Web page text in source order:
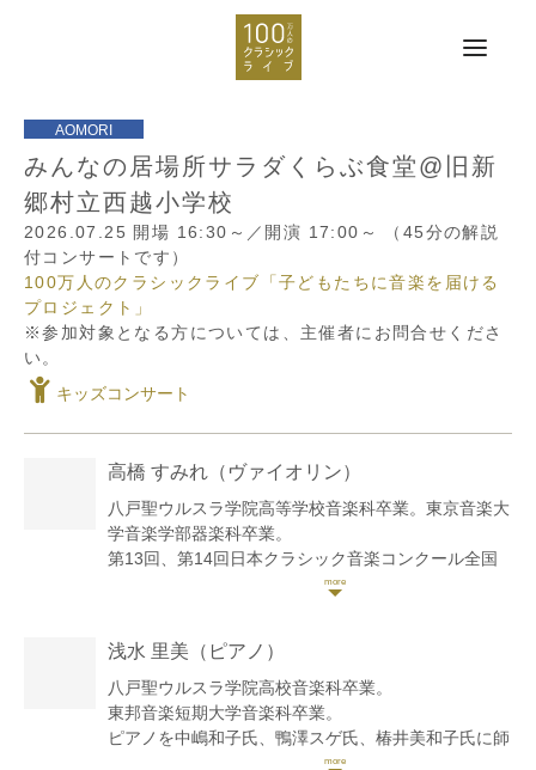
みんなの居場所サラダくらぶ食堂@旧新
郷村立西越小学校
2026.07.25 開場 16:30～／開演 17:00～
（45分の解説
付コンサートです）
100万人のクラシックライブ「子どもたちに音楽を届ける
プロジェクト」
※参加対象となる方については、主催者にお問合せくださ
い。
キッズコンサート
高橋 すみれ （ヴァイオリン）
八戸聖ウルスラ学院高等学校音楽科卒業。東京音楽大
学音楽学部器楽科卒業。
第13回、第14回日本クラシック音楽コンクール全国
大会入選。第19回日本演奏家コンクール入選。
ア大会に出場。
2010年よりウィーンに留学。
VIENNA CAMERATAの第2ヴァイオリン首席を務め、
オーストリア国内、スペインの演奏旅行に参加。
2015年3月、ウィーン市立芸術音楽大学(旧ウィーン
浅水 里美 （ピアノ）
八戸聖ウルスラ学院高校音楽科卒業。
東邦音楽短期大学音楽科卒業。
ピアノを中嶋和子氏、鴨澤スゲ氏、椿井美和子氏に師